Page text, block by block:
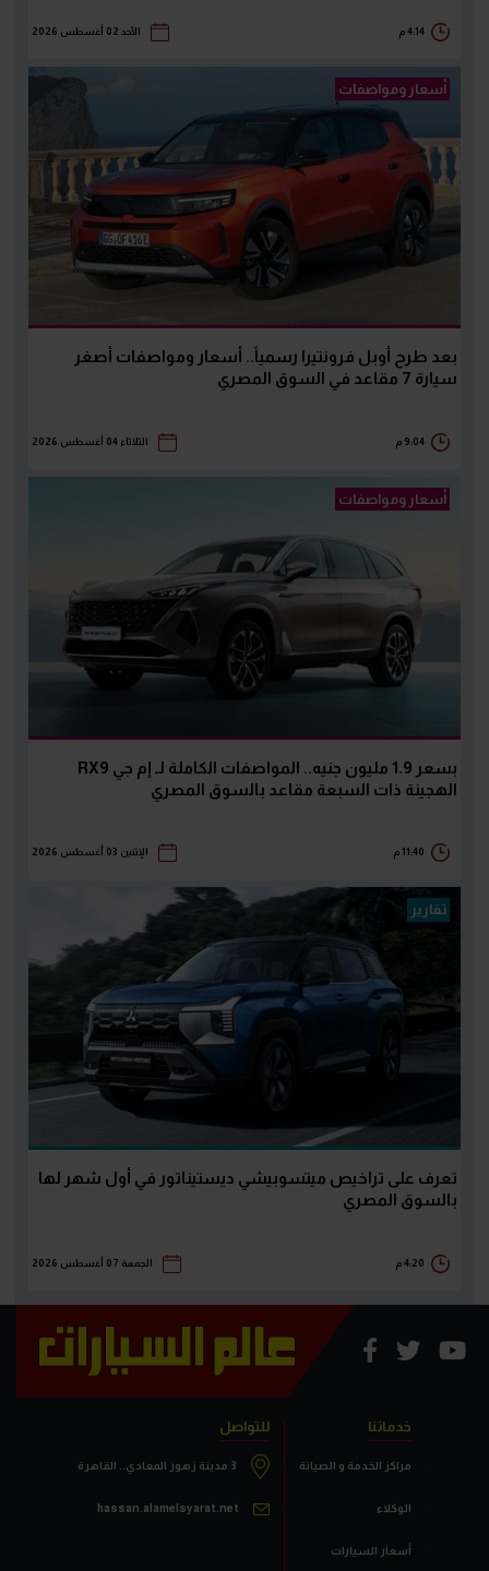
4:14 م الأحد 02 أغسطس 2026
أسعار ومواصفات
بعد طرح أوبل فرونتيرا رسمياً.. أسعار ومواصفات أصغر
سيارة 7 مقاعد في السوق المصري
9:04 م الثلاثاء 04 أغسطس 2026
أسعار ومواصفات
بسعر 1.9 مليون جنيه.. المواصفات الكاملة لـ إم جي RX9
الهجينة ذات السبعة مقاعد بالسوق المصري
11:40 م الإثنين 03 أغسطس 2026
تقارير
تعرف على تراخيص ميتسوبيشي ديستيناتور في أول شهر لها
بالسوق المصري
4:20 م الجمعة 07 أغسطس 2026
خدماتنا
مراكز الخدمة و الصيانة
الوكلاء
أسعار السيارات
للتواصل
3 مدينة زهور المعادي.. القاهرة
hassan.alamelsyarat.net